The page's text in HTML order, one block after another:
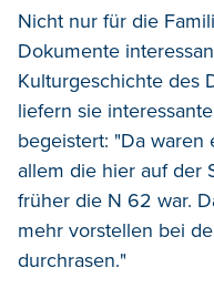
Nicht nur für die
Dokumente
Kulturgeschichte des
liefern sie
begeistert: "Da waren
allem die hier auf der
früher die N 62 war.
mehr vorstellen bei
durchrasen."